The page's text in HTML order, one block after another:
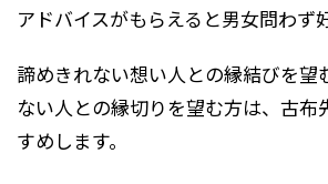
アドバイスがもらえると男女問わず
諦めきれない想い人との縁結びを望
ない人との縁切りを望む方は、古布
すめします。